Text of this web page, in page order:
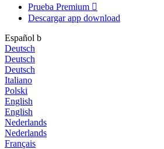
Prueba Premium 
Descargar app download
Español b
Deutsch
Deutsch
Deutsch
Italiano
Polski
English
English
Nederlands
Nederlands
Français